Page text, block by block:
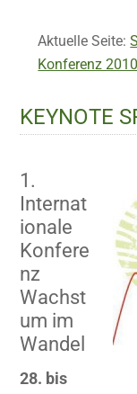
Aktuelle Seite:
Konferenz 2010
KEYNOTE
1.
Internat
ionale
Konfere
nz
Wachst
um im
Wandel
28. bis